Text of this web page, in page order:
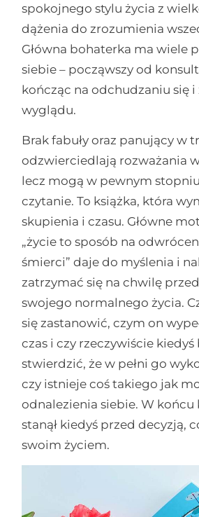
spokojnego stylu życia z
dążenia do zrozumienia
Główna bohaterka ma wiele
siebie – począwszy od
kończąc na odchudzaniu się
wyglądu.
Brak fabuły oraz panujący w
odzwierciedlają rozważania
lecz mogą w pewnym
czytanie. To książka, która
skupienia i czasu. Główne
„życie to sposób na
śmierci” daje do myślenia i
zatrzymać się na chwilę
swojego normalnego życia.
się zastanowić, czym on
czas i czy rzeczywiście kiedyś
stwierdzić, że w pełni go
czy istnieje coś takiego jak
odnalezienia siebie. W końcu
stanął kiedyś przed decyzją,
swoim życiem.